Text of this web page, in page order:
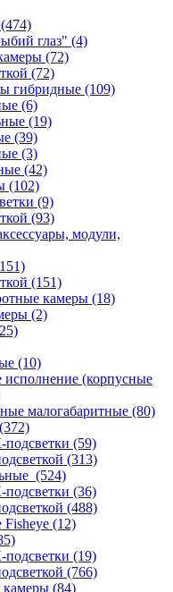
(474)
глаз" (4)
(72)
(72)
гибридные (109)
(6)
(19)
(39)
(3)
(42)
(102)
(9)
(93)
модули,
(151)
камеры (18)
(2)
(10)
исполнение (корпусные
малогабаритные (80)
(372)
подсветки (59)
(313)
(524)
подсветки (36)
(488)
(12)
подсветки (19)
(766)
камеры (84)